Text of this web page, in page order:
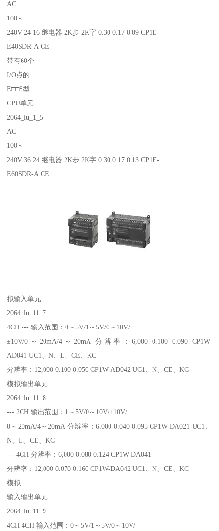
AC
100～
240V 24 16 继电器 2K步 2K字 0.30 0.17 0.09 CP1E-
E40SDR-A CE
带有60个
I/O点的
E□□S型
CPU单元
2064_lu_1_5
AC
100～
240V 36 24 继电器 2K步 2K字 0.30 0.17 0.13 CP1E-
E60SDR-A CE
拟输入单元
2064_lu_11_7
4CH --- 输入范围：0～5V/1～5V/0～10V/
±10V/0～20mA/4～20mA 分辨率：6,000 0.100 0.090 CP1W-
AD041 UC1、N、L、CE、KC
分辨率：12,000 0.100 0.050 CP1W-AD042 UC1、N、CE、KC
模拟输出单元
2064_lu_11_8
--- 2CH 输出范围：1～5V/0～10V/±10V/
0～20mA/4～20mA 分辨率：6,000 0.040 0.095 CP1W-DA021 UC1、
N、L、CE、KC
--- 4CH 分辨率：6,000 0.080 0.124 CP1W-DA041
分辨率：12,000 0.070 0.160 CP1W-DA042 UC1、N、CE、KC
模拟
输入输出单元
2064_lu_11_9
4CH 4CH 输入范围：0～5V/1～5V/0～10V/